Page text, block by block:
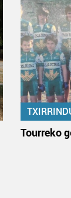
Tourreko